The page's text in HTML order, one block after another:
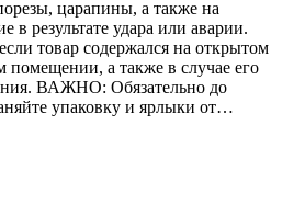
царапины, а также на
в результате удара или аварии.
товар содержался на открытом
помещении, а также в случае его
ВАЖНО: Обязательно до
упаковку и ярлыки от…